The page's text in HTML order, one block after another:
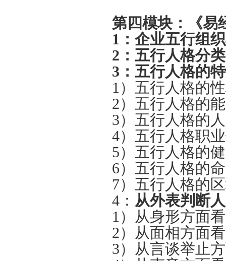
第四模块：《易
1： 企业五行组
2： 五行人格分
3： 五行人格的
1）五行人格的
2）五行人格的
3）五行人格的
4）五行人格职
5）五行人格的
6）五行人格的
7）五行人格的
4： 从外表判断
1）从身形方面
2）从面相方面
3）从言谈举止